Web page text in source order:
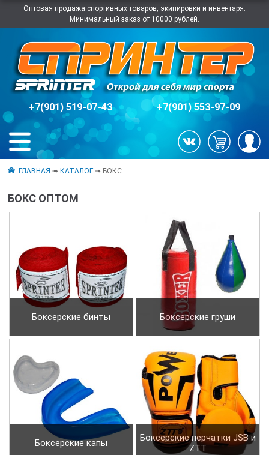
Оптовая продажа спортивных товаров, экипировки и инвентаря.
Минимальный заказ от 10000 рублей.
+7(901) 519-07-43 +7(901) 553-97-09
ГЛАВНАЯ ➠КАТАЛОГ ➠ БОКС
БОКС ОПТОМ
Боксерские бинты Боксерские груши
Боксерские капы
Боксерские перчатки JSB и
ZTT